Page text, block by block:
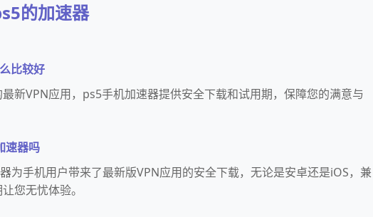
的加速器
比较好
新VPN应用，ps5手机加速器提供安全下载和试用期，保障您的满意与
速器吗
为手机用户带来了最新版VPN应用的安全下载，无论是安卓还是iOS，兼
您无忧体验。